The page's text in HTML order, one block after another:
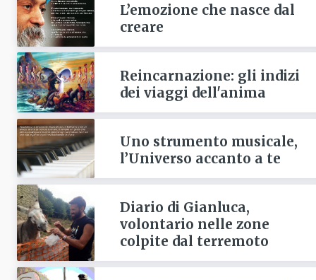
L’emozione che nasce dal
creare
Reincarnazione: gli indizi
dei viaggi dell'anima
Uno strumento musicale,
l’Universo accanto a te
Diario di Gianluca,
volontario nelle zone
colpite dal terremoto